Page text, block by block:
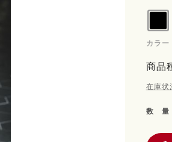
カラー
商品
在庫状
数 量